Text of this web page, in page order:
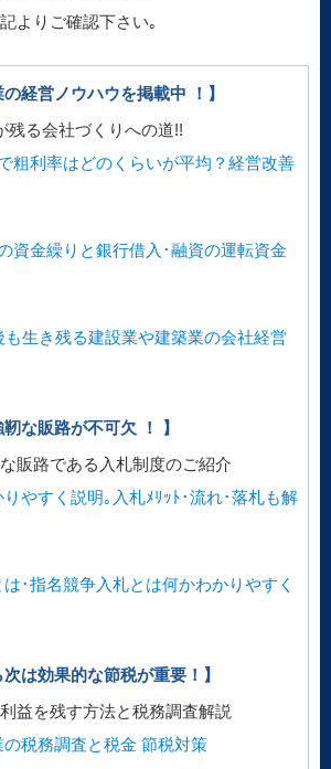
よりご確認下さい｡
の経営ノウハウを掲載中 ！】
残る会社づくりへの道!!
粗利率はどのくらいが平均？経営改善
資金繰りと銀行借入･融資の運転資金
も生き残る建設業や建築業の会社経営
な販路が不可欠 ！ 】
販路である入札制度のご紹介
りやすく説明｡入札ﾒﾘｯﾄ･流れ･落札も解
･指名競争入札とは何かわかりやすく
次は効果的な節税が重要！】
益を残す方法と税務調査解説
税務調査と税金 節税対策